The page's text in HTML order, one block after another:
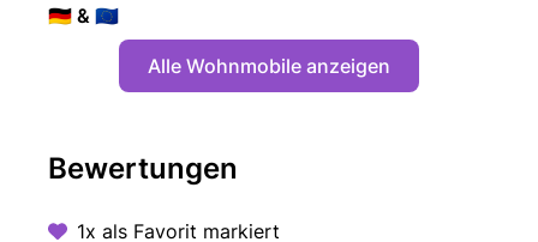
🇩🇪 & 🇪🇺
Alle Wohnmobile anzeigen
Bewertungen
1x als Favorit markiert